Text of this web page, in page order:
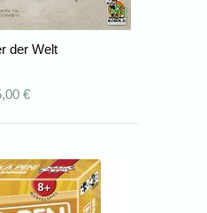
der Welt
€